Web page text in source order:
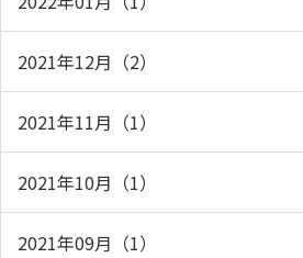
2021年12月（2）
2021年11月（1）
2021年10月（1）
2021年09月（1）